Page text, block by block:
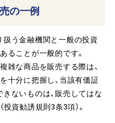
の一例
う金融機関と一般の投資
ることが一般的です。
雑な商品を販売する際は、
十分に把握し、当該有価証
ないものは、販売してはな
資勧誘規則3条3項）。